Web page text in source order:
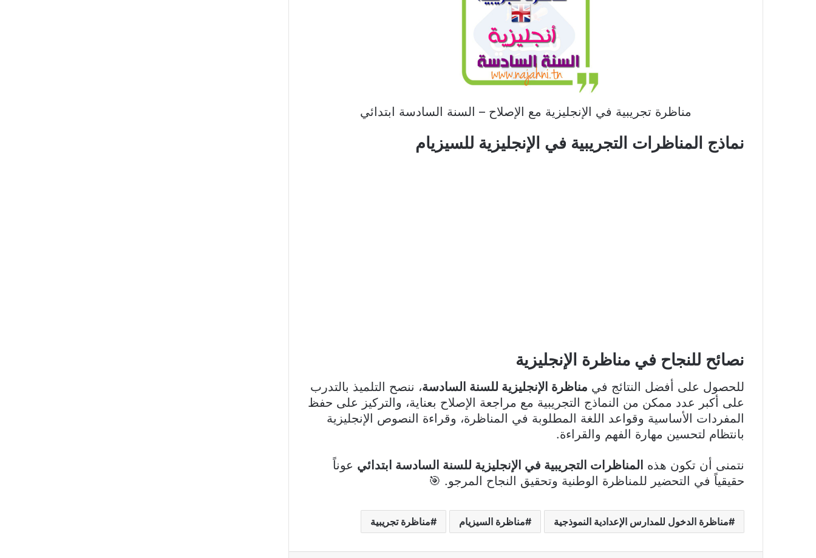
مناظرة تجريبية في الإنجليزية مع الإصلاح – السنة السادسة ابتدائي
نماذج المناظرات التجريبية في الإنجليزية للسيزيام
نصائح للنجاح في مناظرة الإنجليزية
للحصول على أفضل النتائج في مناظرة الإنجليزية للسنة السادسة، ننصح التلميذ بالتدرب
على أكبر عدد ممكن من النماذج التجريبية مع مراجعة الإصلاح بعناية، والتركيز على حفظ
المفردات الأساسية وقواعد اللغة المطلوبة في المناظرة، وقراءة النصوص الإنجليزية
بانتظام لتحسين مهارة الفهم والقراءة.
نتمنى أن تكون هذه المناظرات التجريبية في الإنجليزية للسنة السادسة ابتدائي عوناً
حقيقياً في التحضير للمناظرة الوطنية وتحقيق النجاح المرجو. 🎯
مناظرة الدخول للمدارس الإعدادية النموذجية مناظرة السيزيام مناظرة تجريبية